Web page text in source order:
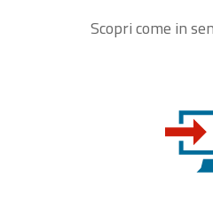
Scopri come in